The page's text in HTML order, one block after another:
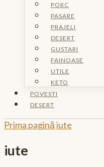
PORC
PASARE
PRAJELI
DESERT
GUSTARI
FAINOASE
UTILE
KETO
POVESTI
DESERT
Prima paginăiute
iute